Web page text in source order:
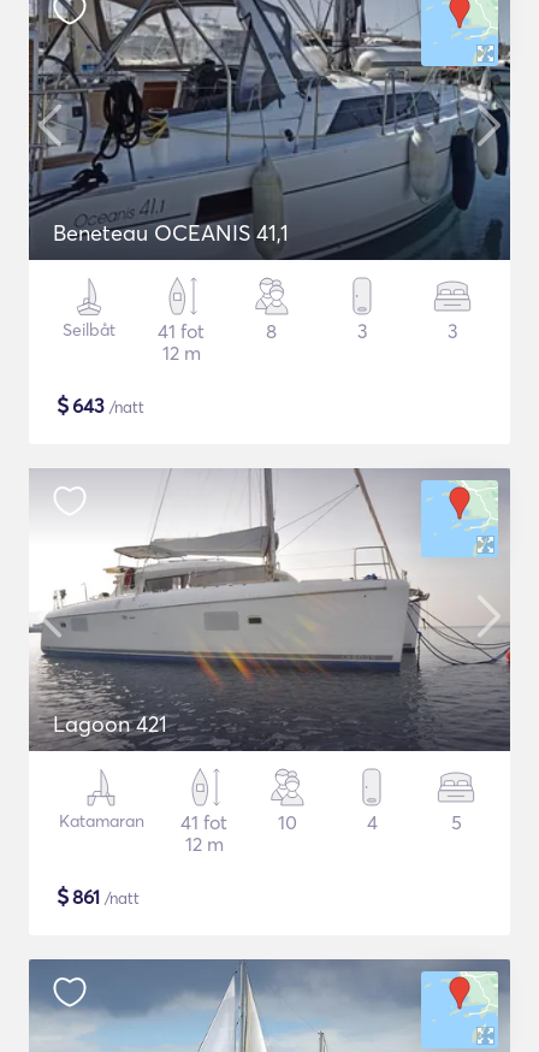
Beneteau OCEANIS 41,1
Seilbåt
41 fot
12 m
8 3 3
$643 /natt
Lagoon 421
Katamaran
41 fot
12 m
10 4 5
$861 /natt